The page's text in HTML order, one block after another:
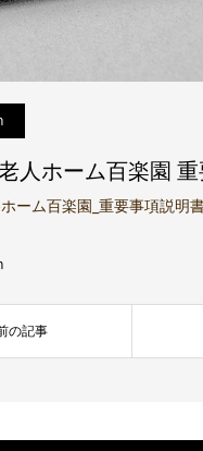
人ホーム百楽園
ーム百楽園_重要事項説明